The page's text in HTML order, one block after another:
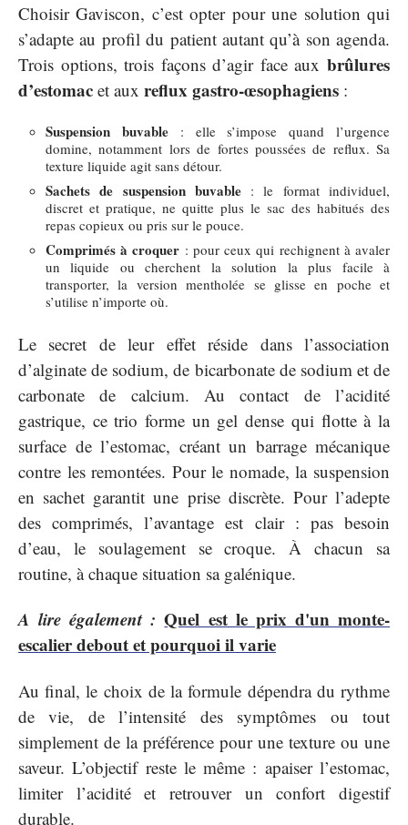
Choisir Gaviscon, c’est opter pour une solution qui
s’adapte au profil du patient autant qu’à son agenda.
Trois options, trois façons d’agir face aux brûlures
d’estomac et aux reflux gastro-œsophagiens :
Suspension buvable: elle s’impose quand l’urgence
domine, notamment lors de fortes poussées de reflux. Sa
texture liquide agit sans détour.
Sachets de suspension buvable: le format individuel,
discret et pratique, ne quitte plus le sac des habitués des
repas copieux ou pris sur le pouce.
Comprimés à croquer : pour ceux qui rechignent à avaler
un liquide ou cherchent la solution la plus facile à
transporter, la version mentholée se glisse en poche et
s’utilise n’importe où.
Le secret de leur effet réside dans l’association
d’alginate de sodium, de bicarbonate de sodium et de
carbonate de calcium. Au contact de l’acidité
gastrique, ce trio forme un gel dense qui flotte à la
surface de l’estomac, créant un barrage mécanique
contre les remontées. Pour le nomade, la suspension
en sachet garantit une prise discrète. Pour l’adepte
des comprimés, l’avantage est clair : pas besoin
d’eau, le soulagement se croque. À chacun sa
routine, à chaque situation sa galénique.
A lire également : Quel est le prix d'un monte-
escalier debout et pourquoi il varie
Au final, le choix de la formule dépendra du rythme
de vie, de l’intensité des symptômes ou tout
simplement de la préférence pour une texture ou une
saveur. L’objectif reste le même : apaiser l’estomac,
limiter l’acidité et retrouver un confort digestif
durable.